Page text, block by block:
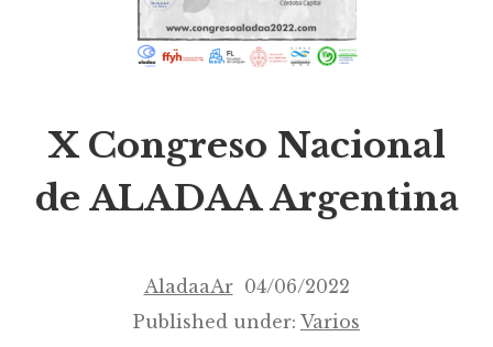
X Congreso Nacional
de ALADAA Argentina
AladaaAr 04/06/2022
Published under: Varios